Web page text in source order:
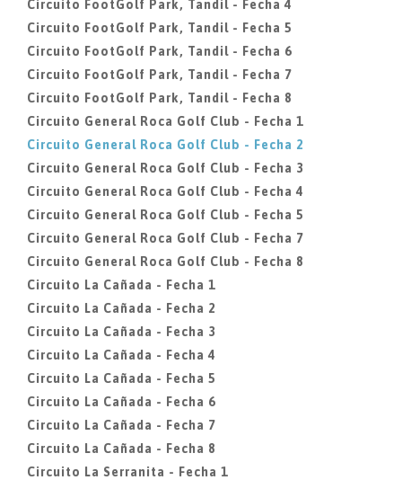
Circuito FootGolf Park, Tandil - Fecha 4
Circuito FootGolf Park, Tandil - Fecha 5
Circuito FootGolf Park, Tandil - Fecha 6
Circuito FootGolf Park, Tandil - Fecha 7
Circuito FootGolf Park, Tandil - Fecha 8
Circuito General Roca Golf Club - Fecha 1
Circuito General Roca Golf Club - Fecha 2
Circuito General Roca Golf Club - Fecha 3
Circuito General Roca Golf Club - Fecha 4
Circuito General Roca Golf Club - Fecha 5
Circuito General Roca Golf Club - Fecha 7
Circuito General Roca Golf Club - Fecha 8
Circuito La Cañada - Fecha 1
Circuito La Cañada - Fecha 2
Circuito La Cañada - Fecha 3
Circuito La Cañada - Fecha 4
Circuito La Cañada - Fecha 5
Circuito La Cañada - Fecha 6
Circuito La Cañada - Fecha 7
Circuito La Cañada - Fecha 8
Circuito La Serranita - Fecha 1